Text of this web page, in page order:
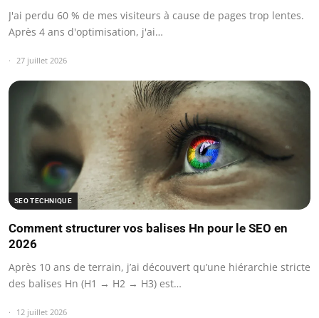
J'ai perdu 60 % de mes visiteurs à cause de pages trop lentes.
Après 4 ans d'optimisation, j'ai…
27 juillet 2026
SEO TECHNIQUE
Comment structurer vos balises Hn pour le SEO en
2026
Après 10 ans de terrain, j’ai découvert qu’une hiérarchie stricte
des balises Hn (H1 → H2 → H3) est…
12 juillet 2026